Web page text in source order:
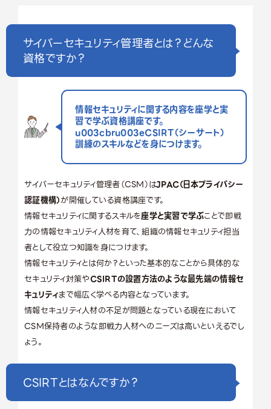
サイバーセキュリティ管理者とは？どんな
資格ですか？
情報セキュリティに関する内容を座学と実
習で学ぶ資格講座です。
u003cbru003eCSIRT（シーサート）
訓練のスキルなどを身につけます。
サイバーセキュリティ管理者（CSM）はJPAC（日本プライバシー
認証機構）が開催している資格講座です。
情報セキュリティに関するスキルを座学と実習で学ぶことで即戦
力の情報セキュリティ人材を育て、組織の情報セキュリティ担当
者として役立つ知識を身につけます。
情報セキュリティとは何か？といった基本的なことから具体的な
セキュリティ対策やCSIRTの設置方法のような最先端の情報セ
キュリティまで幅広く学べる内容となっています。
情報セキュリティ人材の不足が問題となっている現在において
CSM保持者のような即戦力人材へのニーズは高いといえるでし
ょう。
CSIRTとはなんですか？